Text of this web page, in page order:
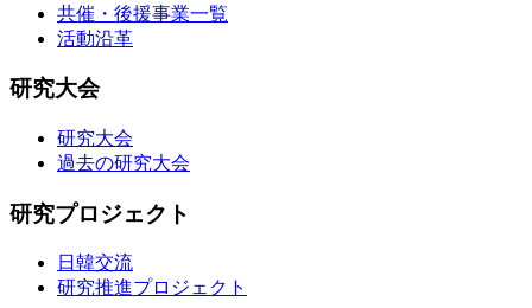
共催・後援事業一覧
活動沿革
研究大会
研究大会
過去の研究大会
研究プロジェクト
日韓交流
研究推進プロジェクト